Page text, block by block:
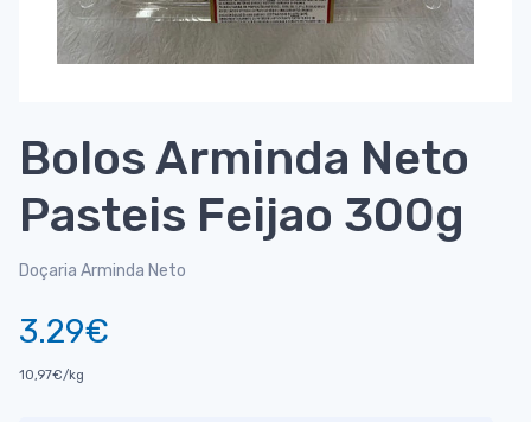
Bolos Arminda Neto
Pasteis Feijao 300g
Doçaria Arminda Neto
3.29€
10,97€/kg